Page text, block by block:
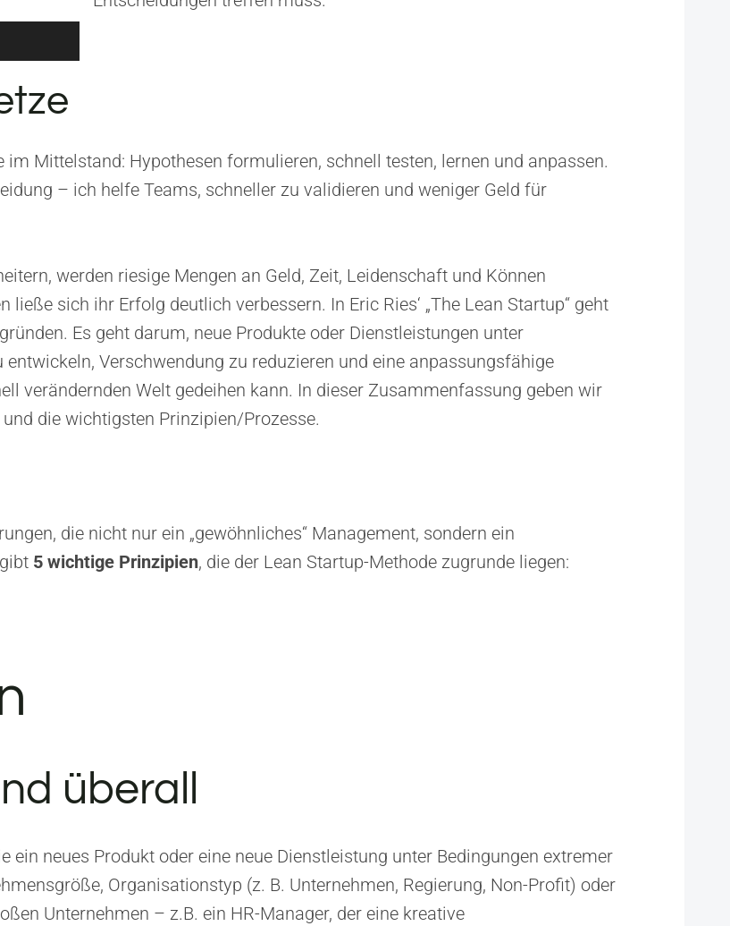
Mittelstand: Hypothesen formulieren, schnell testen, lernen und anpassen.
– ich helfe Teams, schneller zu validieren und weniger Geld für
werden riesige Mengen an Geld, Zeit, Leidenschaft und Können
sich ihr Erfolg deutlich verbessern. In Eric Ries‘ „The Lean Startup“ geht
Es geht darum, neue Produkte oder Dienstleistungen unter
Verschwendung zu reduzieren und eine anpassungsfähige
verändernden Welt gedeihen kann. In dieser Zusammenfassung geben wir
die wichtigsten Prinzipien/Prozesse.
die nicht nur ein „gewöhnliches“ Management, sondern ein
5 wichtige Prinzipien, die der Lean Startup-Methode zugrunde liegen:
überall
ein neues Produkt oder eine neue Dienstleistung unter Bedingungen extremer
Organisationstyp (z. B. Unternehmen, Regierung, Non-Profit) oder
Unternehmen – z.B. ein HR-Manager, der eine kreative